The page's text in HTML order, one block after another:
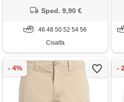
Sped. 9,90 €
46 48 50 52 54 56
Cisalfa